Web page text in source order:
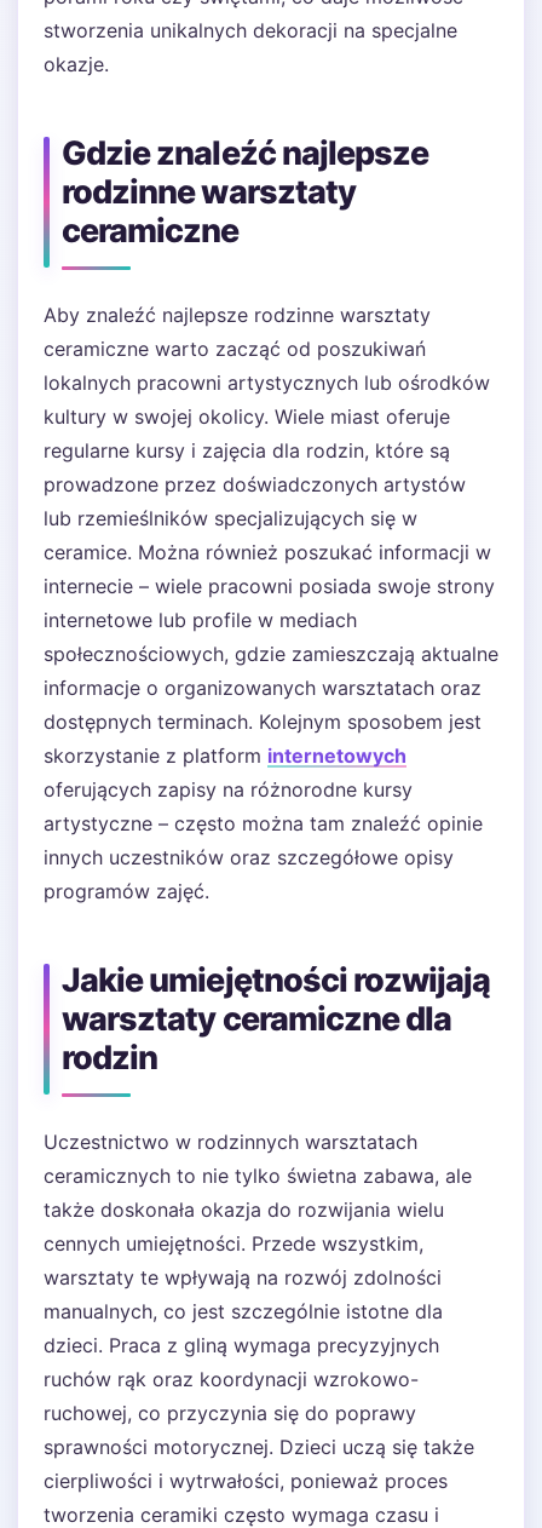
stworzenia unikalnych dekoracji na specjalne
okazje.
Gdzie znaleźć najlepsze
rodzinne warsztaty
ceramiczne
Aby znaleźć najlepsze rodzinne warsztaty
ceramiczne warto zacząć od poszukiwań
lokalnych pracowni artystycznych lub ośrodków
kultury w swojej okolicy. Wiele miast oferuje
regularne kursy i zajęcia dla rodzin, które są
prowadzone przez doświadczonych artystów
lub rzemieślników specjalizujących się w
ceramice. Można również poszukać informacji w
internecie – wiele pracowni posiada swoje strony
internetowe lub profile w mediach
społecznościowych, gdzie zamieszczają aktualne
informacje o organizowanych warsztatach oraz
dostępnych terminach. Kolejnym sposobem jest
skorzystanie z platform internetowych
oferujących zapisy na różnorodne kursy
artystyczne – często można tam znaleźć opinie
innych uczestników oraz szczegółowe opisy
programów zajęć.
Jakie umiejętności rozwijają
warsztaty ceramiczne dla
rodzin
Uczestnictwo w rodzinnych warsztatach
ceramicznych to nie tylko świetna zabawa, ale
także doskonała okazja do rozwijania wielu
cennych umiejętności. Przede wszystkim,
warsztaty te wpływają na rozwój zdolności
manualnych, co jest szczególnie istotne dla
dzieci. Praca z gliną wymaga precyzyjnych
ruchów rąk oraz koordynacji wzrokowo-
ruchowej, co przyczynia się do poprawy
sprawności motorycznej. Dzieci uczą się także
cierpliwości i wytrwałości, ponieważ proces
tworzenia ceramiki często wymaga czasu i